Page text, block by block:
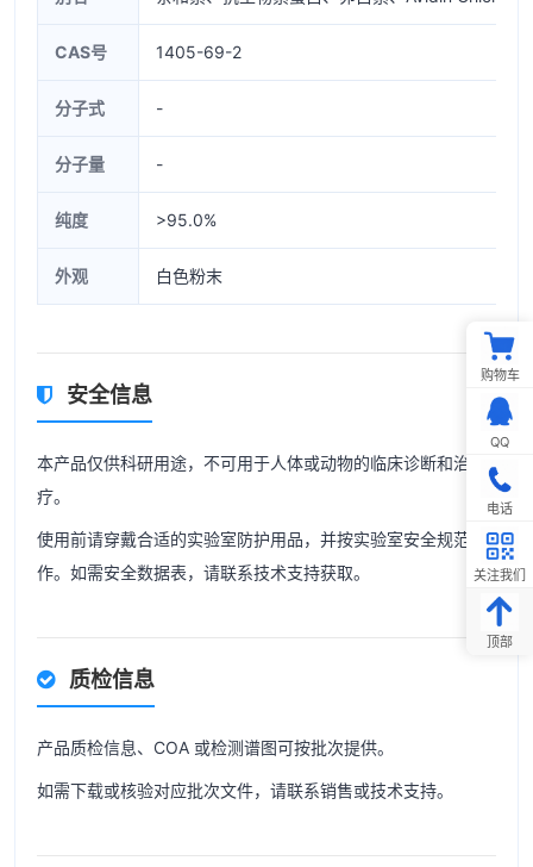
CAS号 1405-69-2
分子式 -
分子量 -
纯度 >95.0%
外观 白色粉末
安全信息
本产品仅供科研用途，不可用于人体或动物的临床诊断和治
疗。
使用前请穿戴合适的实验室防护用品，并按实验室安全规范操
作。如需安全数据表，请联系技术支持获取。
质检信息
产品质检信息、COA 或检测谱图可按批次提供。
如需下载或核验对应批次文件，请联系销售或技术支持。
购物车
QQ
电话
关注我们
顶部